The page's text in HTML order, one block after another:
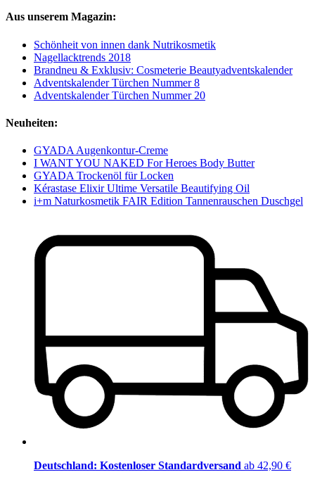
Aus unserem Magazin:
Schönheit von innen dank Nutrikosmetik
Nagellacktrends 2018
Brandneu & Exklusiv: Cosmeterie Beautyadventskalender
Adventskalender Türchen Nummer 8
Adventskalender Türchen Nummer 20
Neuheiten:
GYADA Augenkontur-Creme
I WANT YOU NAKED For Heroes Body Butter
GYADA Trockenöl für Locken
Kérastase Elixir Ultime Versatile Beautifying Oil
i+m Naturkosmetik FAIR Edition Tannenrauschen Duschgel
Deutschland: Kostenloser Standardversand ab 42,90 €